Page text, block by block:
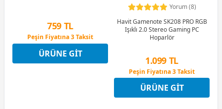
759 TL
Peşin Fiyatına 3 Taksit
12 Ay x 89 TL taksitle
Peşin Fiyatına 3 Taksit
ÜRÜNE GIT
Yorum (8)
Havit Gamenote SK208 PRO RGB
Işıklı 2.0 Stereo Gaming PC
Hoparlör
1.099 TL
Peşin Fiyatına 3 Taksit
4 Ay x 305 TL taksitle
Peşin Fiyatına 3 Taksit
ÜRÜNE GIT